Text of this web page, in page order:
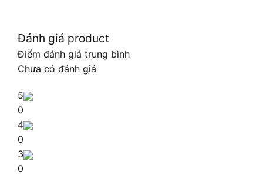
Đánh giá product
Điểm đánh giá trung bình
Chưa có đánh giá
5
0
4
0
3
0